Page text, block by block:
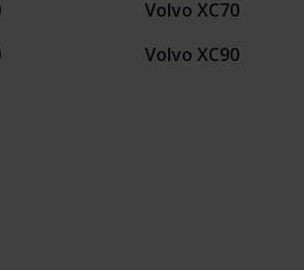
Volvo XC70
Volvo XC90